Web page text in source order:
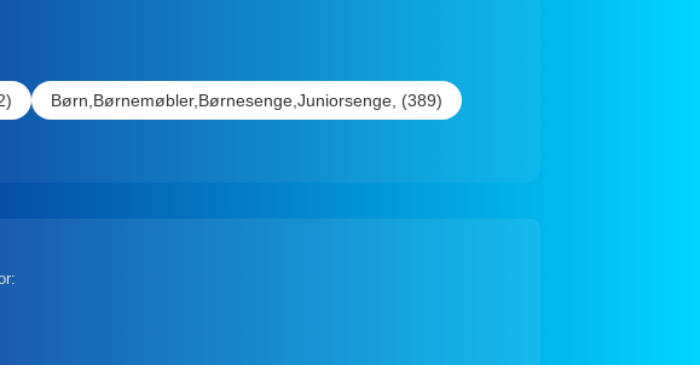
Børn,Børnemøbler,Børnesenge,Juniorsenge, (389)